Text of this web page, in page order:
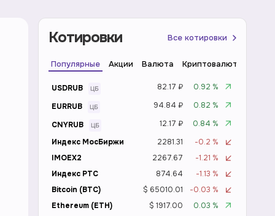
Котировки Все котировки
Популярные Акции Валюта Криптовалюта
USDRUB 82.17 ₽
0.92 %
EURRUB
94.84 ₽
0.82 %
CNYRUB
12.17 ₽
0.84 %
Индекс МосБиржи
2281.31
-0.2 %
IMOEX2
2267.67
-1.21 %
Индекс РТС
874.64
-1.13 %
Bitcoin (BTC)
$ 65010.01
-0.03 %
Ethereum (ETH)
$ 1917.00 0.03 %